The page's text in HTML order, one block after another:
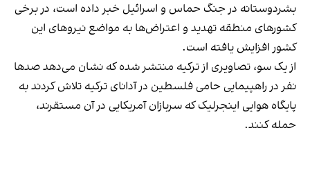
بشردوستانه در جنگ حماس و اسرائیل خبر داده است، در برخی
کشورهای منطقه تهدید و اعتراض‌ها به مواضع نیروهای این
کشور افزایش یافته است.
از یک سو، تصاویری از ترکیه منتشر شده که نشان می‌دهد صدها
نفر در راهپیمایی حامی فلسطین در آدانای ترکیه تلاش کردند به
پایگاه هوایی اینجرلیک که سربازان آمریکایی در آن مستقرند،
حمله کنند.